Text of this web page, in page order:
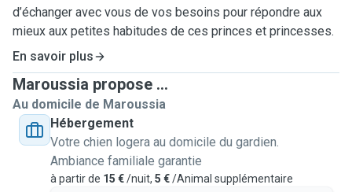
d’échanger avec vous de vos besoins pour répondre aux
mieux aux petites habitudes de ces princes et princesses.
En savoir plus
Maroussia propose ...
Au domicile de Maroussia
Hébergement
Votre chien logera au domicile du gardien.
Ambiance familiale garantie
à partir de 15 €/nuit, 5 €/Animal supplémentaire